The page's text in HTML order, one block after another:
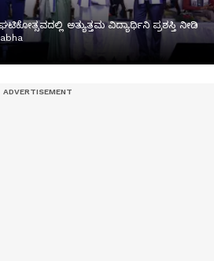
ಅತ್ಯುತ್ತಮ ವಿದ್ಯಾರ್ಥಿನಿ ಪ್ರಶಸ್ತಿ ನೀಡಿ